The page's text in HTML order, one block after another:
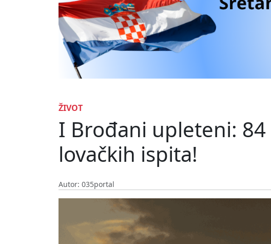
ŽIVOT
I Brođani upleteni:
lovačkih ispita!
Autor: 035portal